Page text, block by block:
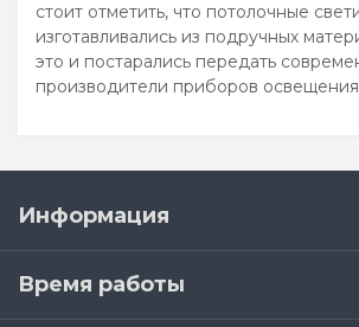
стоит отметить, что потолочные
изготавливались из подручных
это и постарались передать
производители приборов
Информация
Время работы